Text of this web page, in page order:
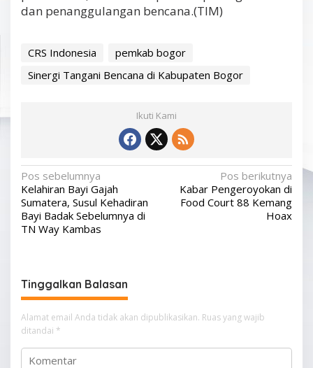
dan penanggulangan bencana.(TIM)
CRS Indonesia
pemkab bogor
Sinergi Tangani Bencana di Kabupaten Bogor
Ikuti Kami
N
a
v
i
a
s
i
p
o
Pos sebelumnya
Kelahiran Bayi Gajah
Sumatera, Susul Kehadiran
Bayi Badak Sebelumnya di
TN Way Kambas
Pos berikutnya
Kabar Pengeroyokan di
Food Court 88 Kemang
Hoax
Tinggalkan Balasan
Alamat email Anda tidak akan dipublikasikan. Ruas yang wajib
ditandai *